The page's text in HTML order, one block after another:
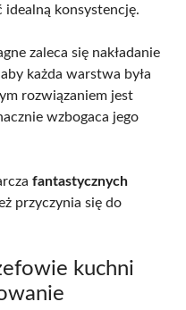
idealną konsystencję.
zaleca się nakładanie
każda warstwa była
rozwiązaniem jest
wzbogaca jego
fantastycznych
przyczynia się do
kuchni